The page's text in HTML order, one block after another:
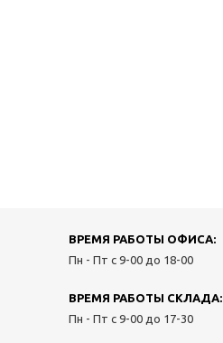
ВРЕМЯ РАБОТЫ ОФИСА:
Пн - Пт с 9-00 до 18-00
ВРЕМЯ РАБОТЫ СКЛАДА:
Пн - Пт с 9-00 до 17-30